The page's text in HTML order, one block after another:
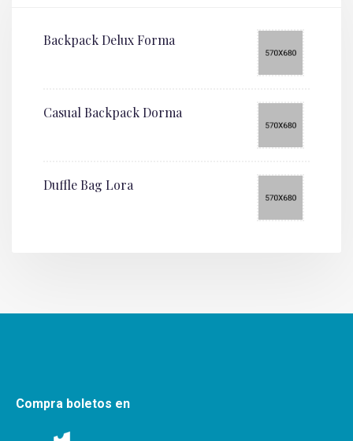
Backpack Delux Forma
Casual Backpack Dorma
Duffle Bag Lora
Compra boletos en